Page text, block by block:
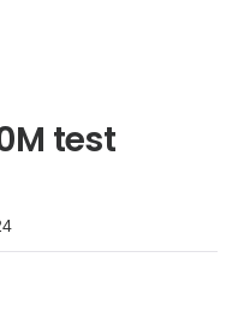
test